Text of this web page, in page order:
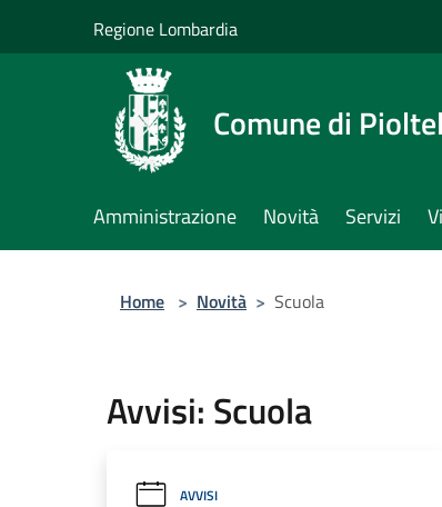
Regione Lombardia
Comune di
Amministrazione Novità Servizi
Home > Novità > Scuola
Avvisi: Scuola
AVVISI